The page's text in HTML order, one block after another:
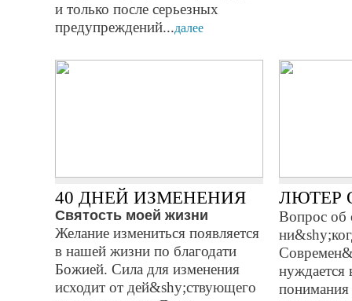
и только после серь­езных
предупреждений...далее
40 ДНЕЙ ИЗМЕНЕНИЯ
Святость моей жизни
Желание измениться появляется
в нашей жизни по благодати
Божией. Сила для изменения
исходит от дей&shy;ствующего
ЛЮТЕР
Вопрос об
нуждается
понимания